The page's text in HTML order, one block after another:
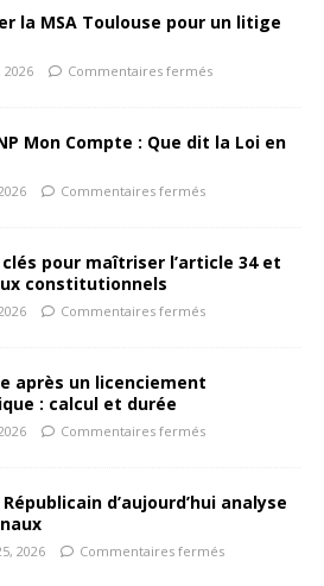
la MSA Toulouse pour un litige
2026 Commentaires fermés
Mon Compte : Que dit la Loi en
Commentaires fermés
pour maîtriser l’article 34 et
constitutionnels
Commentaires fermés
après un licenciement
: calcul et durée
Commentaires fermés
d’aujourd’hui analyse
2026 Commentaires fermés